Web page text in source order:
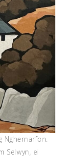
Nghernarfon.
Selwyn, ei